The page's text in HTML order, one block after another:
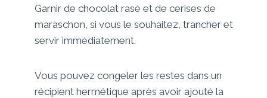
Garnir de chocolat rasé et de cerises de
maraschon, si vous le souhaitez, trancher et
servir immédiatement.
Vous pouvez congeler les restes dans un
récipient hermétique après avoir ajouté la